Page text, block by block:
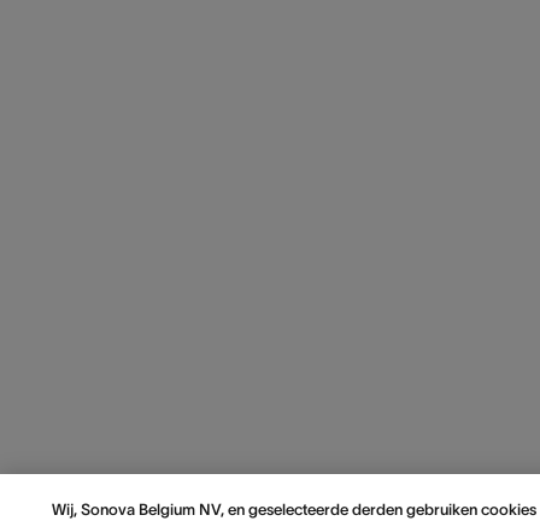
Wij, Sonova Belgium NV, en geselecteerde derden gebruiken cookies